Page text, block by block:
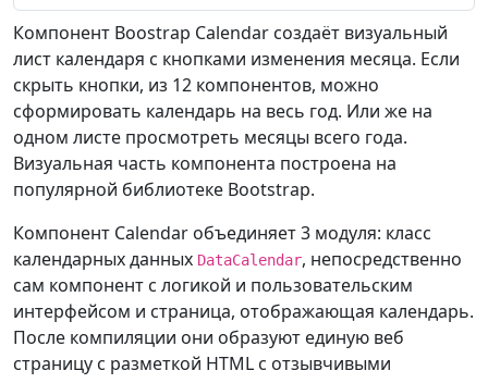
Компонент Boostrap Calendar создаёт визуальный
лист календаря с кнопками изменения месяца. Если
скрыть кнопки, из 12 компонентов, можно
сформировать календарь на весь год. Или же на
одном листе просмотреть месяцы всего года.
Визуальная часть компонента построена на
популярной библиотеке Bootstrap.
Компонент Calendar объединяет 3 модуля: класс
календарных данных DataCalendar, непосредственно
сам компонент с логикой и пользовательским
интерфейсом и страница, отображающая календарь.
После компиляции они образуют единую веб
страницу с разметкой HTML с отзывчивыми